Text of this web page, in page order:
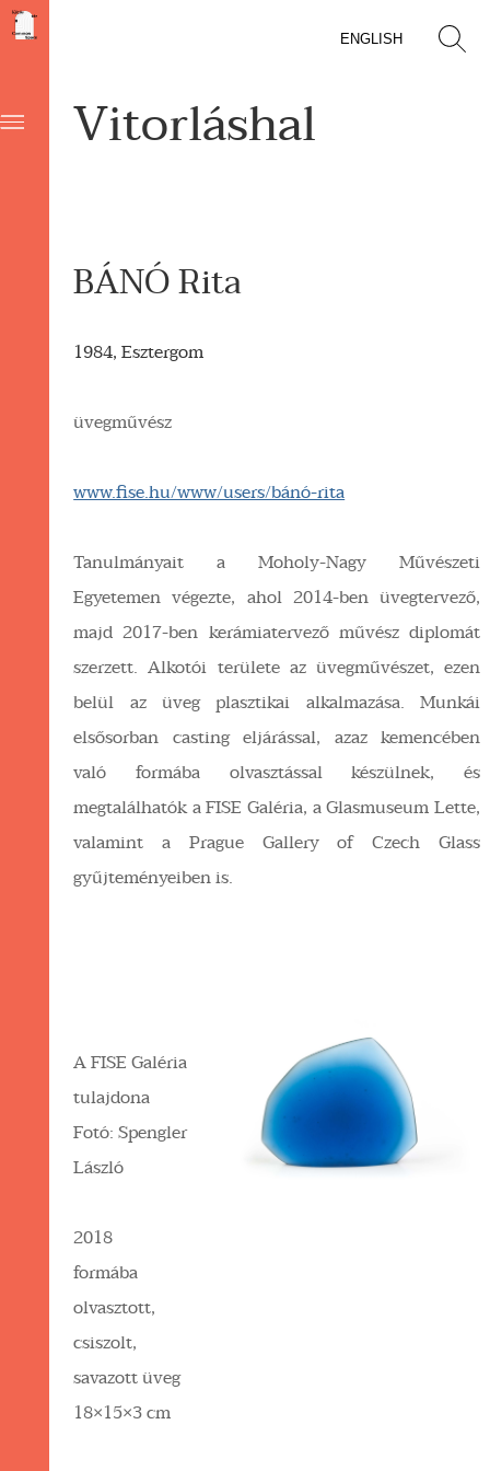
ENGLISH
Vitorláshal
BÁNÓ Rita
1984, Esztergom
üvegművész
www.fise.hu/www/users/bánó-rita
Tanulmányait a Moholy-Nagy Művészeti
Egyetemen végezte, ahol 2014-ben üvegtervező,
majd 2017-ben kerámiatervező művész diplomát
szerzett. Alkotói területe az üvegművészet, ezen
belül az üveg plasztikai alkalmazása. Munkái
elsősorban casting eljárással, azaz kemencében
való formába olvasztással készülnek, és
megtalálhatók a FISE Galéria, a Glasmuseum Lette,
valamint a Prague Gallery of Czech Glass
gyűjteményeiben is.
A FISE Galéria
tulajdona
Fotó: Spengler
László
2018
formába
olvasztott,
csiszolt,
savazott üveg
18×15×3 cm